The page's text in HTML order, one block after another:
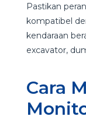
Pastikan
kompatibel
kendaraan
excavator,
Cara